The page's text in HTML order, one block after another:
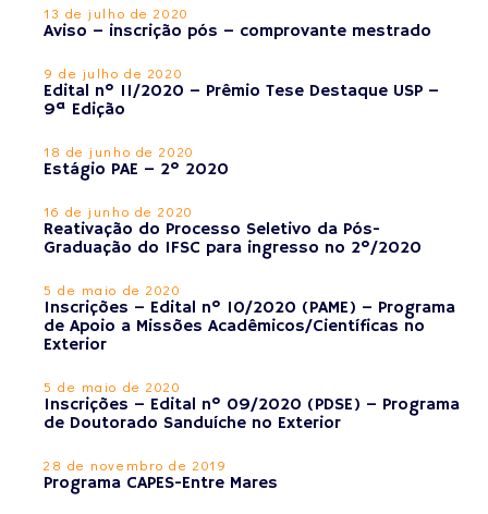
13 de julho de 2020
Aviso – inscrição pós – comprovante mestrado
9 de julho de 2020
Edital nº 11/2020 – Prêmio Tese Destaque USP –
9ª Edição
18 de junho de 2020
Estágio PAE – 2º 2020
16 de junho de 2020
Reativação do Processo Seletivo da Pós-
Graduação do IFSC para ingresso no 2º/2020
5 de maio de 2020
Inscrições – Edital nº 10/2020 (PAME) – Programa
de Apoio a Missões Acadêmicos/Científicas no
Exterior
5 de maio de 2020
Inscrições – Edital nº 09/2020 (PDSE) – Programa
de Doutorado Sanduíche no Exterior
28 de novembro de 2019
Programa CAPES-Entre Mares